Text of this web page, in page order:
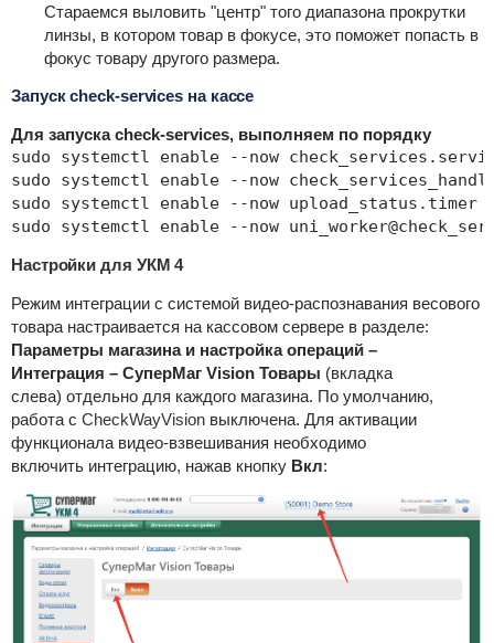
Стараемся выловить "центр" того диапазона прокрутки
линзы, в котором товар в фокусе, это поможет попасть в
фокус товару другого размера.
Запуск check-services на кассе
Для запуска check-services, выполняем по порядку
sudo systemctl enable --now
sudo systemctl enable --now
sudo systemctl enable --now upload_status.timer
sudo systemctl enable --now
Настройки для УКМ 4
Режим интеграции с системой видео-распознавания весового
товара настраивается на кассовом сервере в разделе:
Параметры магазина и настройка операций –
Интеграция – СуперМаг Vision Товары (вкладка
слева) отдельно для каждого магазина. По умолчанию,
работа с CheckWayVisionвыключена. Для активации
функционала видео-взвешивания необходимо
включить интеграцию, нажав кнопку Вкл: